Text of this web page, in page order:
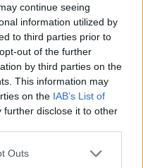
continue seeing
information utilized by
to third parties prior to
out of the further
by third parties on the
This information may
on the IAB’s List of
further disclose it to other
one or more Google
Outs